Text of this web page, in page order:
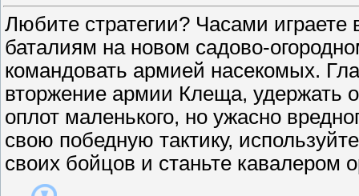
Любите стратегии? Часами играете
баталиям на новом садово-
командовать армией насекомых.
вторжение армии Клеща, удержать
оплот маленького, но ужасно
свою победную тактику,
своих бойцов и станьте кавалером